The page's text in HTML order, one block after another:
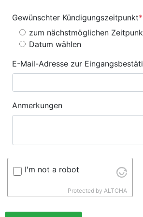
Gewünschter Kündigungszeitpunkt*
zum nächstmöglichen
Datum wählen
E-Mail-Adresse zur
Anmerkungen
I'm not a robot
Protected by ALTCHA